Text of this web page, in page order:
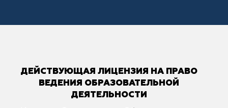
ДЕЙСТВУЮЩАЯ ЛИЦЕНЗИЯ НА ПРАВО
ВЕДЕНИЯ ОБРАЗОВАТЕЛЬНОЙ
ДЕЯТЕЛЬНОСТИ